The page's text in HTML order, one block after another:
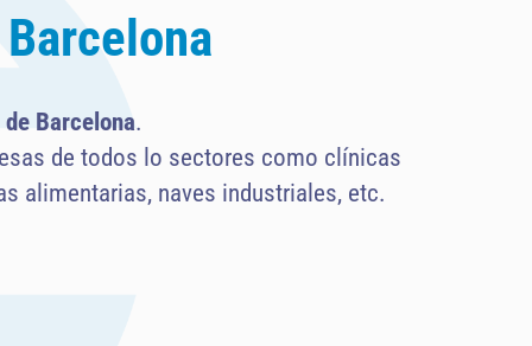
Barcelona.
de todos lo sectores como clínicas
alimentarias, naves industriales, etc.